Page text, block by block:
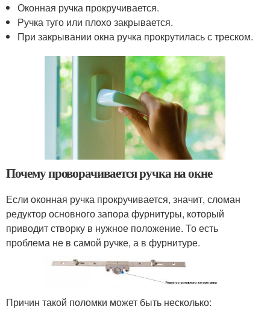
Оконная ручка прокручивается.
Ручка туго или плохо закрывается.
При закрывании окна ручка прокрутилась с треском.
Почему проворачивается ручка на окне
Если оконная ручка прокручивается, значит, сломан
редуктор основного запора фурнитуры, который
приводит створку в нужное положение. То есть
проблема не в самой ручке, а в фурнитуре.
Причин такой поломки может быть несколько: